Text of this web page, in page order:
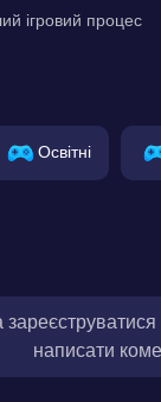
ігровий процес
Освітні
написати